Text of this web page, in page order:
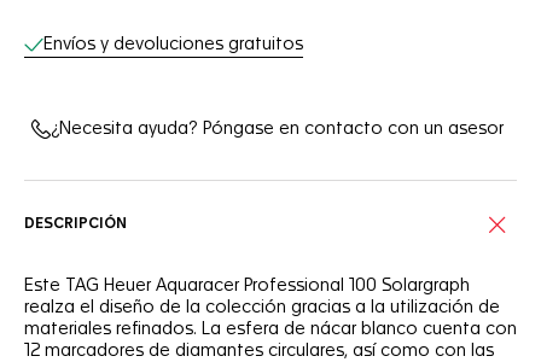
Envíos y devoluciones gratuitos
¿Necesita ayuda? Póngase en contacto con un asesor
DESCRIPCIÓN
Este TAG Heuer Aquaracer Professional 100 Solargraph
realza el diseño de la colección gracias a la utilización de
materiales refinados. La esfera de nácar blanco cuenta con
12 marcadores de diamantes circulares, así como con las